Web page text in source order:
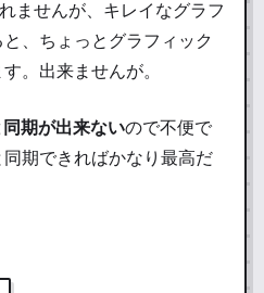
ませんが、キレイなグラフ
、ちょっとグラフィック
。出来ませんが。
期が出来ないので不便で
期できればかなり最高だ